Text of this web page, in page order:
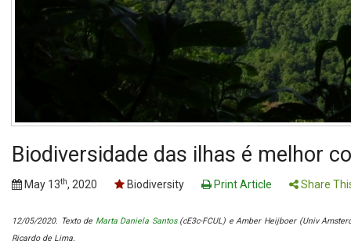
Biodiversidade das ilhas é melhor
May 13th, 2020 Biodiversity Print Article Share
12/05/2020. Texto de Marta Daniela Santos(cE3c-FCUL) e Amber Heijboer (Univ
Ricardo de Lima.